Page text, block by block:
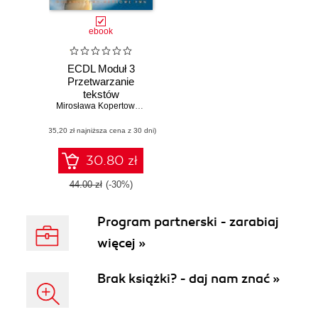
ebook
ECDL Moduł 3
Przetwarzanie
tekstów
Mirosława Kopertowska-Tomczak
(35,20 zł najniższa cena z 30 dni)
30.80 zł
44.00 zł (-30%)
Program partnerski - zarabiaj
więcej »
Brak książki? - daj nam znać »